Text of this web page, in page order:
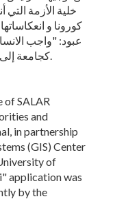
خلية الأزمة التي
كورونا و
عبود: "واجب
SALAR
and
in partnership
(GIS) Center
of
application was
by the